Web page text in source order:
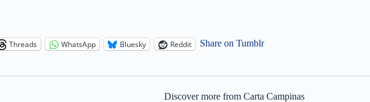
Threads WhatsApp Bluesky Reddit Share on Tumblr
Discover more from Carta Campinas